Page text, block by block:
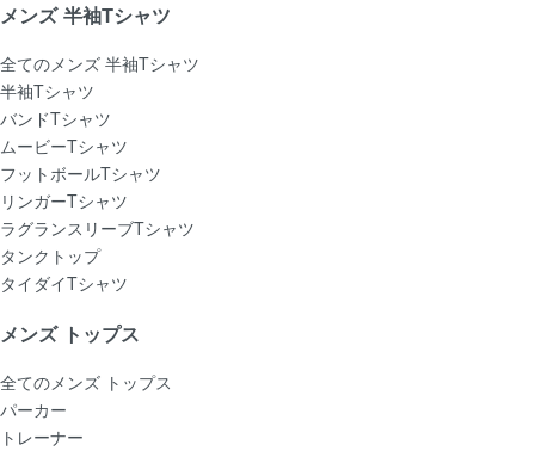
メンズ 半袖Tシャツ
全てのメンズ 半袖Tシャツ
半袖Tシャツ
バンドTシャツ
ムービーTシャツ
フットボールTシャツ
リンガーTシャツ
ラグランスリーブTシャツ
タンクトップ
タイダイTシャツ
メンズ トップス
全てのメンズ トップス
パーカー
トレーナー